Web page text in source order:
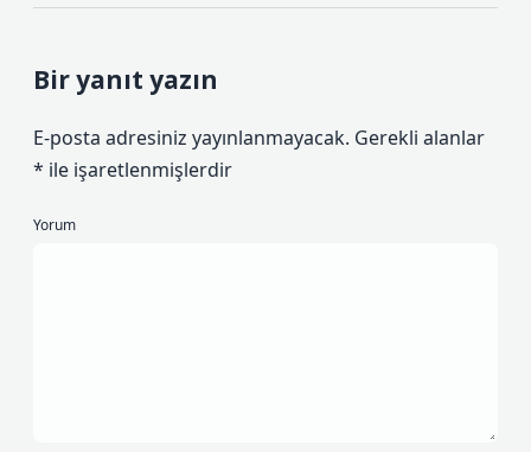
Bir yanıt yazın
E-posta adresiniz yayınlanmayacak. Gerekli alanlar
* ile işaretlenmişlerdir
Yorum